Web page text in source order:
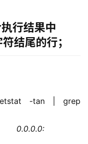
行结果中
结尾的行；
-tan | grep
0.0.0.0: